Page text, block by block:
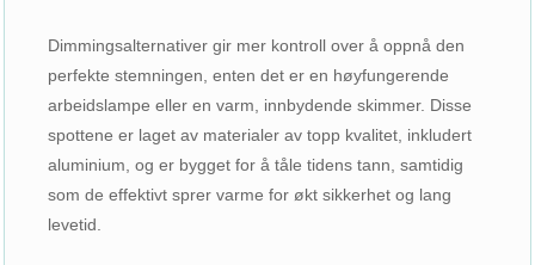
Dimmingsalternativer gir mer kontroll over å oppnå den
perfekte stemningen, enten det er en høyfungerende
arbeidslampe eller en varm, innbydende skimmer. Disse
spottene er laget av materialer av topp kvalitet, inkludert
aluminium, og er bygget for å tåle tidens tann, samtidig
som de effektivt sprer varme for økt sikkerhet og lang
levetid.